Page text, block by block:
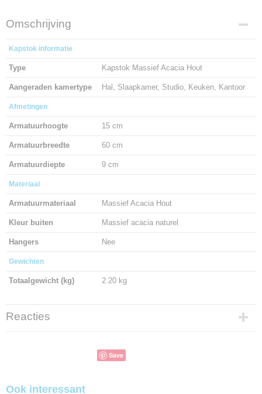
Omschrijving
Kapstok informatie
Type Kapstok Massief Acacia Hout
Aangeraden kamertype Hal, Slaapkamer, Studio, Keuken, Kantoor
Afmetingen
Armatuurhoogte 15 cm
Armatuurbreedte 60 cm
Armatuurdiepte 9 cm
Materiaal
Armatuurmateriaal Massief Acacia Hout
Kleur buiten Massief acacia naturel
Hangers Nee
Gewichten
Totaalgewicht (kg) 2.20 kg
Reacties
Save
Ook interessant